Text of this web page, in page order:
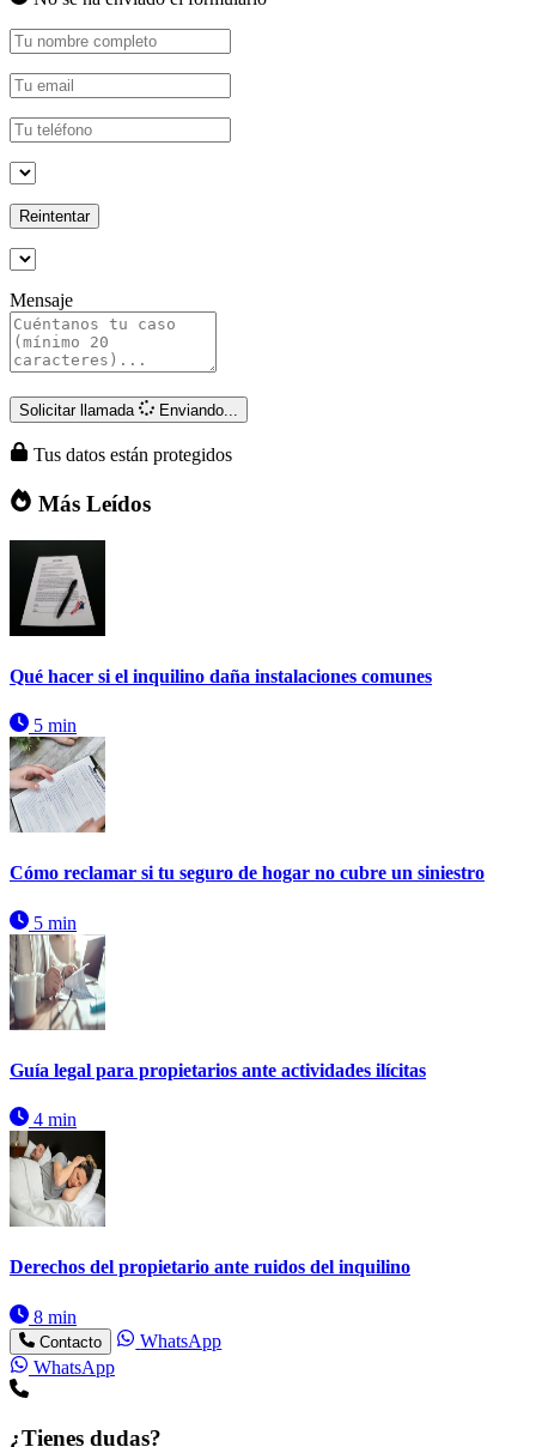
Reintentar
Mensaje
Solicitar llamada Enviando...
Tus datos están protegidos
Más Leídos
Qué hacer si el inquilino daña instalaciones comunes
5 min
Cómo reclamar si tu seguro de hogar no cubre un siniestro
5 min
Guía legal para propietarios ante actividades ilícitas
4 min
Derechos del propietario ante ruidos del inquilino
8 min
Contacto
WhatsApp
WhatsApp
¿Tienes dudas?